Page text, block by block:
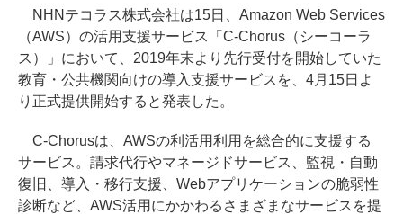
NHNテコラス株式会社は15日、Amazon Web Services
（AWS）の活用支援サービス「C-Chorus（シーコーラ
ス）」において、2019年末より先行受付を開始していた
教育・公共機関向けの導入支援サービスを、4月15日よ
り正式提供開始すると発表した。
C-Chorusは、AWSの利活用利用を総合的に支援する
サービス。請求代行やマネージドサービス、監視・自動
復旧、導入・移行支援、Webアプリケーションの脆弱性
診断など、AWS活用にかかわるさまざまなサービスを提